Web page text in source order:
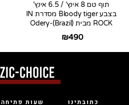
תוף טם 8 אינץ’ / 6.5 אינץ’
בצבע Bloody tiger מסדרת IN
ROCK מבית Odery-(Brazil)
₪490
כתובתינו שעות פתיחה